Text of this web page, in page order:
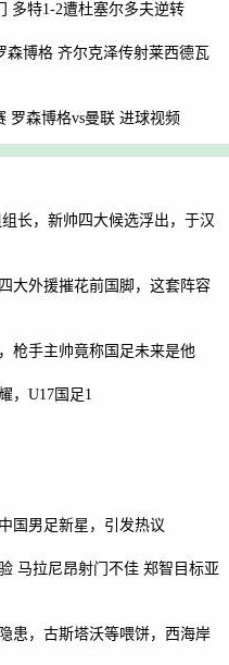
多特1-2遭杜塞尔多夫逆转
森博格 齐尔克泽传射莱西德瓦
罗森博格vs曼联 进球视频
长，新帅四大候选浮出，于汉
大外援摧花前国脚，这套阵容
枪手主帅竟称国足未来是他
，U17国足1
国男足新星，引发热议
马拉尼昂射门不佳 郑智目标亚
患，古斯塔沃等喂饼，西海岸